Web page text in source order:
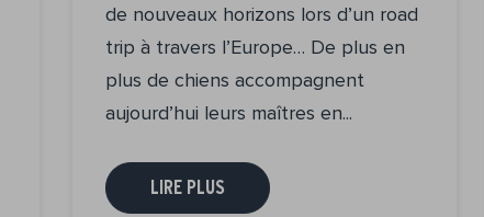
de nouveaux horizons lors d’un road
trip à travers l’Europe… De plus en
plus de chiens accompagnent
aujourd’hui leurs maîtres en...
LIRE PLUS